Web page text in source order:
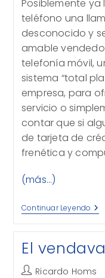
entrada:
Posiblemente ya
teléfono una
desconocido y
amable
telefonía móvil,
sistema “total
empresa, para
servicio o
contar que si
de tarjeta de
frenética y
(más…)
Continuar Leyendo
El
AutorRicardo Homs